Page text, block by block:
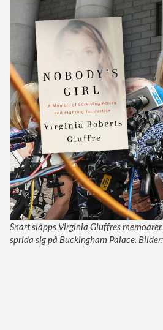
Snart släpps Virginia Giuffres
sprida sig på Buckingham Palace.